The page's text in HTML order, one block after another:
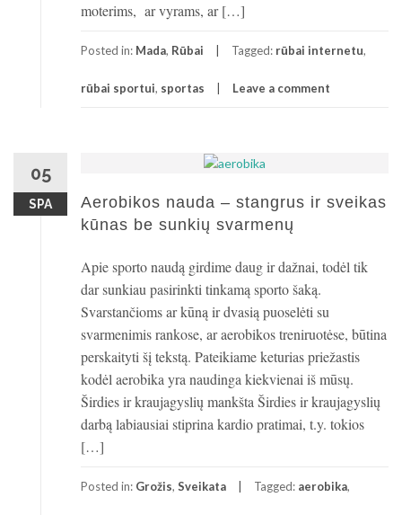
moterims, ar vyrams, ar […]
Posted in: Mada, Rūbai Tagged: rūbai internetu,
rūbai sportui, sportas Leave a comment
05
SPA
Aerobikos nauda – stangrus ir sveikas
kūnas be sunkių svarmenų
Apie sporto naudą girdime daug ir dažnai, todėl tik
dar sunkiau pasirinkti tinkamą sporto šaką.
Svarstančioms ar kūną ir dvasią puoselėti su
svarmenimis rankose, ar aerobikos treniruotėse, būtina
perskaityti šį tekstą. Pateikiame keturias priežastis
kodėl aerobika yra naudinga kiekvienai iš mūsų.
Širdies ir kraujagyslių mankšta Širdies ir kraujagyslių
darbą labiausiai stiprina kardio pratimai, t.y. tokios
[…]
Posted in: Grožis, Sveikata Tagged: aerobika,